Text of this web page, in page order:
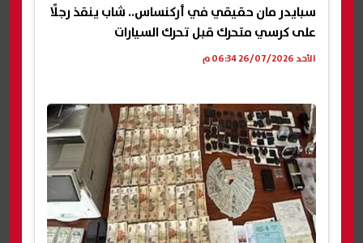
سبايدر مان حقيقي في أركنساس.. شاب ينقذ رجلًا
على كرسي متحرك قبل تحرك السيارات
الأحد 26/07/2026 06:34 م